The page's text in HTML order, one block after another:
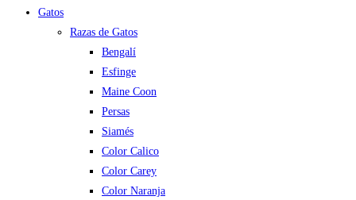
Gatos
Razas de Gatos
Bengalí
Esfinge
Maine Coon
Persas
Siamés
Color Calico
Color Carey
Color Naranja